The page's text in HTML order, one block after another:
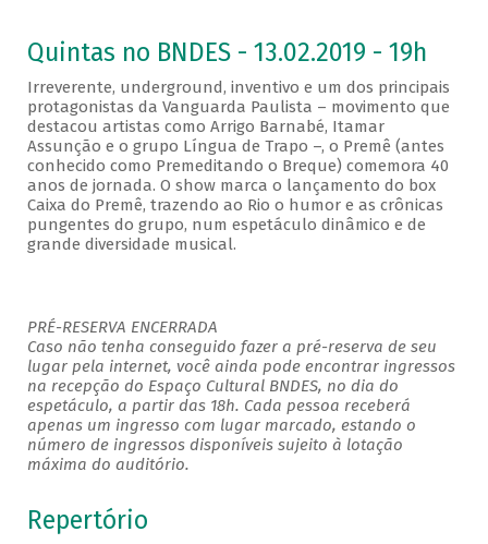
Quintas no BNDES - 13.02.2019 - 19h
Irreverente, underground, inventivo e um dos principais
protagonistas da Vanguarda Paulista – movimento que
destacou artistas como Arrigo Barnabé, Itamar
Assunção e o grupo Língua de Trapo –, o Premê (antes
conhecido como Premeditando o Breque) comemora 40
anos de jornada. O show marca o lançamento do box
Caixa do Premê, trazendo ao Rio o humor e as crônicas
pungentes do grupo, num espetáculo dinâmico e de
grande diversidade musical.
PRÉ-RESERVA ENCERRADA
Caso não tenha conseguido fazer a pré-reserva de seu
lugar pela internet, você ainda pode encontrar ingressos
na recepção do Espaço Cultural BNDES, no dia do
espetáculo, a partir das 18h. Cada pessoa receberá
apenas um ingresso com lugar marcado, estando o
número de ingressos disponíveis sujeito à lotação
máxima do auditório.
Repertório